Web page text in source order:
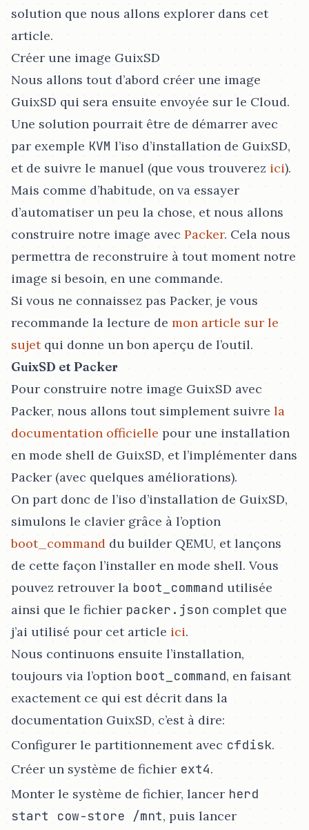
solution que nous allons explorer dans cet
article.
Créer une image GuixSD
Nous allons tout d’abord créer une image
GuixSD qui sera ensuite envoyée sur le Cloud.
Une solution pourrait être de démarrer avec
par exemple KVM l’iso d’installation de GuixSD,
et de suivre le manuel (que vous trouverez ici).
Mais comme d’habitude, on va essayer
d’automatiser un peu la chose, et nous allons
construire notre image avec Packer. Cela nous
permettra de reconstruire à tout moment notre
image si besoin, en une commande.
Si vous ne connaissez pas Packer, je vous
recommande la lecture de mon article sur le
sujetqui donne un bon aperçu de l’outil.
GuixSD et Packer
Pour construire notre image GuixSD avec
Packer, nous allons tout simplement suivre la
documentation officielle pour une installation
en mode shell de GuixSD, et l’implémenter dans
Packer (avec quelques améliorations).
On part donc de l’iso d’installation de GuixSD,
simulons le clavier grâce à l’option
boot_command du builder QEMU, et lançons
de cette façon l’installer en mode shell. Vous
pouvez retrouver la boot_command utilisée
ainsi que le fichier packer.json complet que
j’ai utilisé pour cet article ici.
Nous continuons ensuite l’installation,
toujours via l’option boot_command, en faisant
exactement ce qui est décrit dans la
documentation GuixSD, c’est à dire:
Configurer le partitionnement avec cfdisk.
Créer un système de fichier ext4.
Monter le système de fichier, lancer herd
start cow-store /mnt, puis lancer